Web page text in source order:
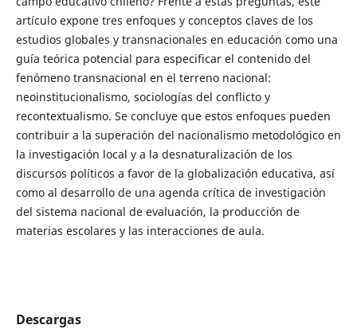
artículo expone tres enfoques y conceptos claves de los
estudios globales y transnacionales en educación como una
guía teórica potencial para especificar el contenido del
fenómeno transnacional en el terreno nacional:
neoinstitucionalismo, sociologías del conflicto y
recontextualismo. Se concluye que estos enfoques pueden
contribuir a la superación del nacionalismo metodológico en
la investigación local y a la desnaturalización de los
discursos políticos a favor de la globalización educativa, así
como al desarrollo de una agenda crítica de investigación
del sistema nacional de evaluación, la producción de
materias escolares y las interacciones de aula.
Descargas